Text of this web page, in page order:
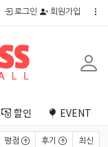
로그인 회원가입
할인 EVENT
평점 후기 최신